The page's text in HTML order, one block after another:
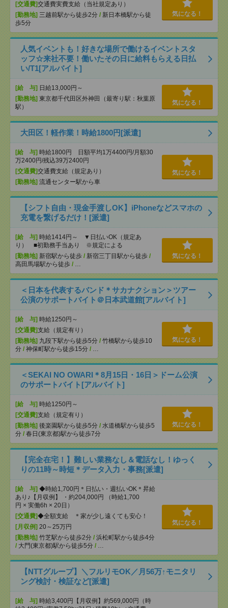
[交通費]交通費実費支給（当社規定あり）
[勤務地] 三越前駅から徒歩2分 / 新日本橋駅から徒
歩5分
気になる！
人気イベントも！好きな場所で働けるイベントスタ
ッフ☆来社不要！働いたその日に給料もらえる日払
い/T1[アルバイト]
[給 与] 日給13,000円～
[勤務地] 東京都千代田区外神田（最寄り駅：秋葉原
駅）
気になる！
大田区！軽作業！時給1800円[派遣]
[給 与] 時給1800円 日額平均1万4400円/月額30
万2400円/残込39万2400円
[交通費]交通費支給（規定あり）
[勤務地] 流通センター駅から車
気になる！
【シフト自由・現金手渡しOK】iPhoneなどスマホの
充電を繋げるだけ！[派遣]
[給 与] 時給1414円～ ▼日払いOK（規定あ
り） ■初勤務手当あり ※規定による
[勤務地] 新宿駅から徒歩 / 新宿三丁目駅から徒歩 /
高田馬場駅から徒歩 / …
気になる！
＜日本を代表するバンド＊サカナクション＞ツアー
公演のサポートバイト＠日本武道館[アルバイト]
[給 与] 時給1250円～
[交通費]支給（規定有り）
[勤務地] 九段下駅から徒歩5分 / 竹橋駅から徒歩10
分 / 神保町駅から徒歩15分 / …
気になる！
＜SEKAI NO OWARI＊8月15日・16日＞ドーム公演
のサポートバイト[アルバイト]
[給 与] 時給1250円～
[交通費]支給（規定有り）
[勤務地] 後楽園駅から徒歩5分 / 水道橋駅から徒歩5
分 / 春日(東京都)駅から徒歩7分
気になる！
【完全在宅！】難しい業務なし＆電話なし！ゆっく
りの11時～時短＊データ入力・事務[派遣]
[給 与] ◆時給1,700円＊日払い・週払いOK＊昇給
あり♪【月収例】 ・約204,000円 （時給1,700
円 × 実働6h × 20日）
[交通費]◆全額支給 ＊家が少し遠くても安心！
[月収例] 20～25万円
[勤務地] 竹芝駅から徒歩2分 / 浜松町駅から徒歩4分
/ 大門(東京都)駅から徒歩5分 / …
気になる！
【NTTグループ】＼フルリモOK／月56万↑モニタリ
ング検討・検証など[派遣]
[給 与] 時給3,400円【月収例】約569,000円（時